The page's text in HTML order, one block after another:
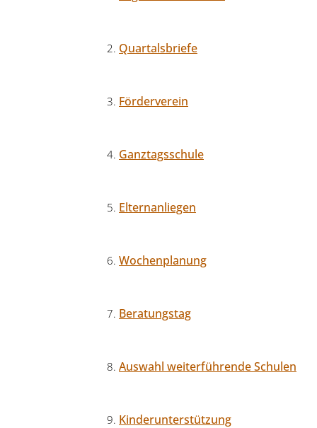
Quartalsbriefe
Förderverein
Ganztagsschule
Elternanliegen
Wochenplanung
Beratungstag
Auswahl weiterführende Schulen
Kinderunterstützung